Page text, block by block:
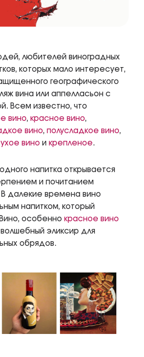
любителей виноградных
которых мало интересует,
географического
вина или аппелласьон с
Всем известно, что
вино, красное вино,
вино, полусладкое вино,
вино и крепленое.
напитка открывается
и почитанием
В далекие времена вино
напитком, который
особенно красное вино
волшебный эликсир для
обрядов.